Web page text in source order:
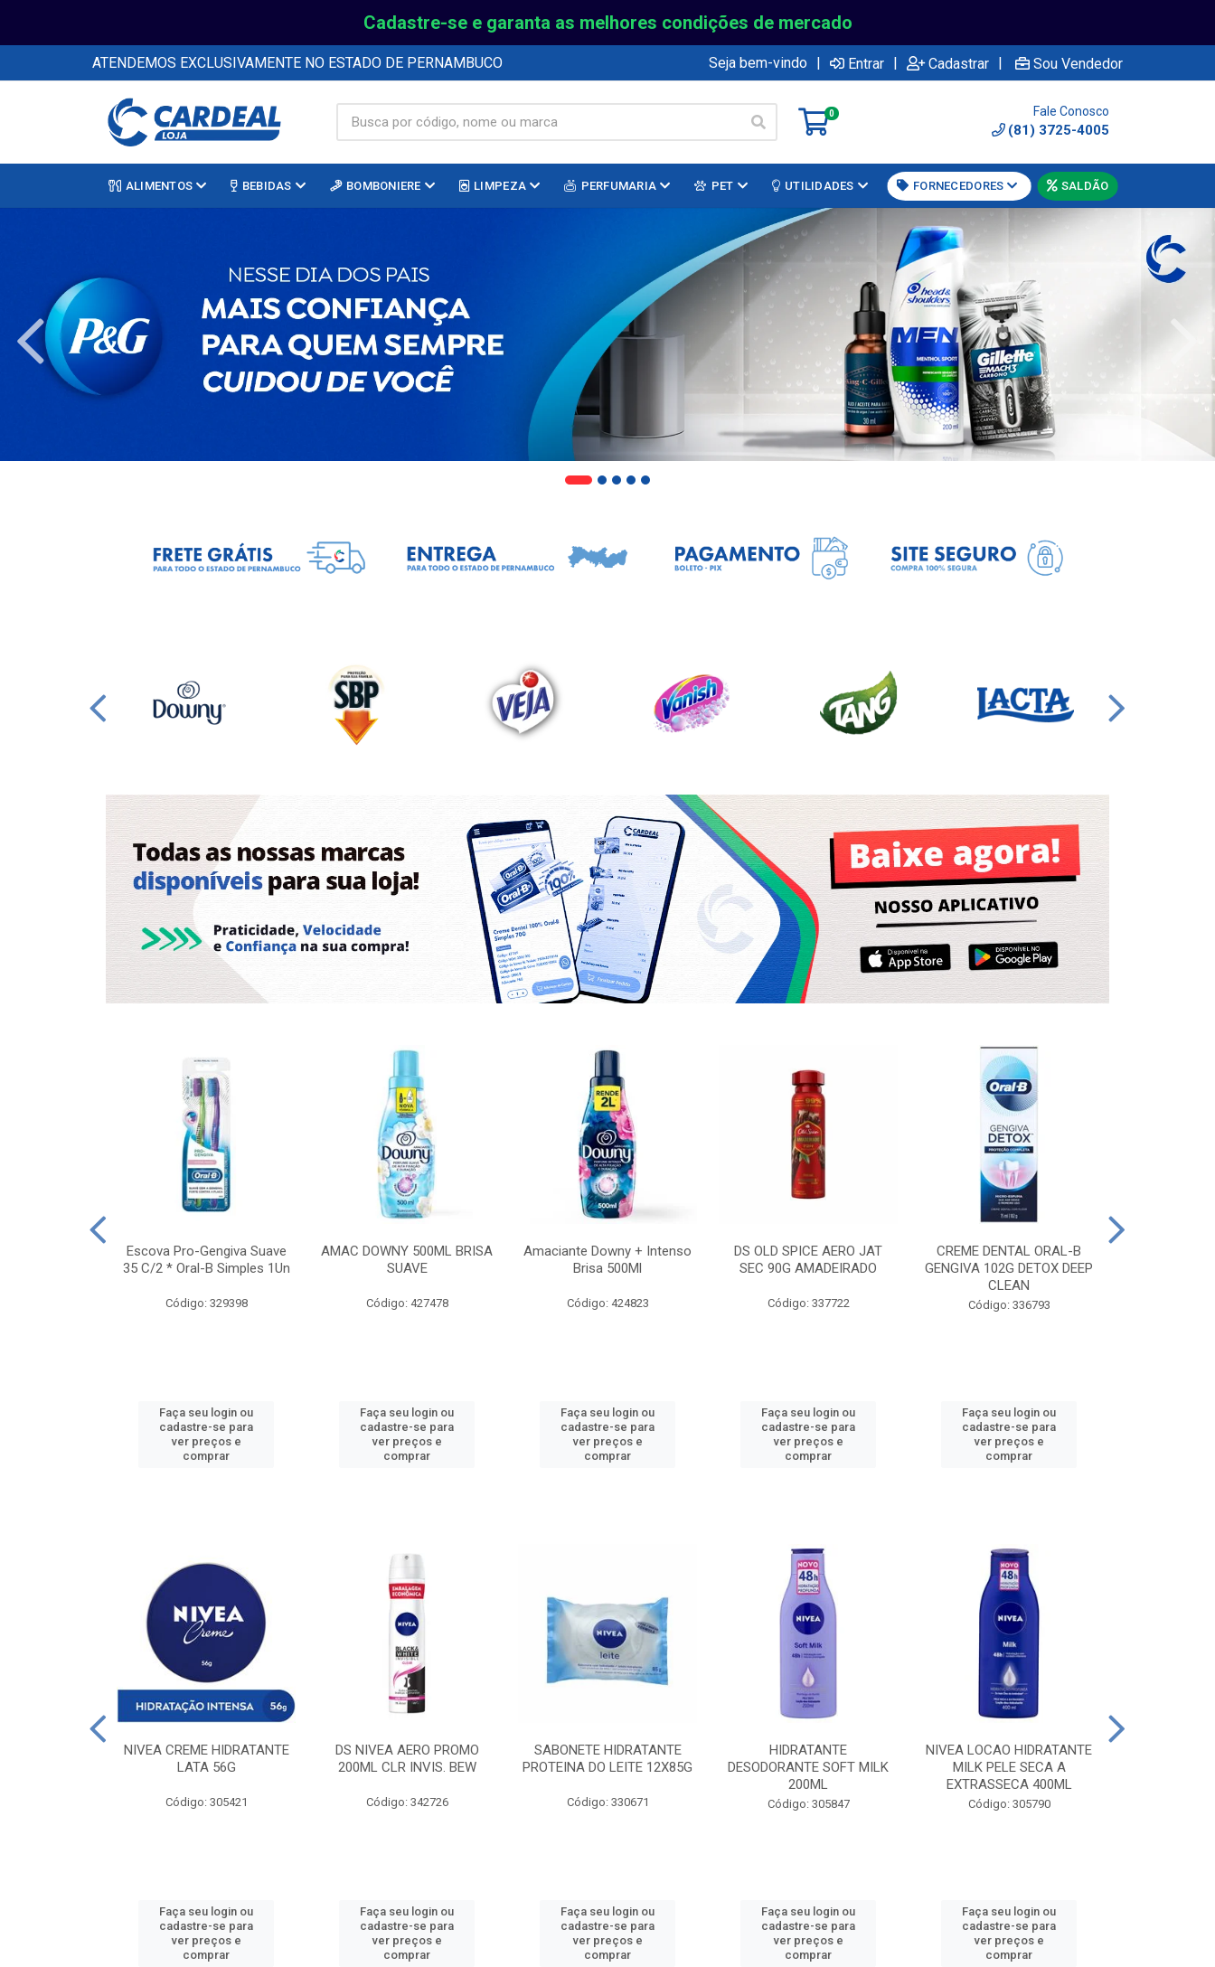
Cadastre-se e garanta as melhores condições de mercado
ATENDEMOS EXCLUSIVAMENTE NO ESTADO DE PERNAMBUCO Seja bem-vindo | Entrar | Cadastrar | Sou Vendedor
0 Fale Conosco
(81) 3725-4005
ALIMENTOS BEBIDAS BOMBONIERE LIMPEZA PERFUMARIA PET UTILIDADES FORNECEDORES SALDÃO
Escova Pro-Gengiva Suave
35 C/2 * Oral-B Simples 1Un
Código: 329398
Faça seu login ou
cadastre-se para
ver preços e
comprar
AMAC DOWNY 500ML BRISA
SUAVE
Código: 427478
Faça seu login ou
cadastre-se para
ver preços e
comprar
Amaciante Downy + Intenso
Brisa 500Ml
Código: 424823
Faça seu login ou
cadastre-se para
ver preços e
comprar
DS OLD SPICE AERO JAT
SEC 90G AMADEIRADO
Código: 337722
Faça seu login ou
cadastre-se para
ver preços e
comprar
CREME DENTAL ORAL-B
GENGIVA 102G DETOX DEEP
CLEAN
Código: 336793
Faça seu login ou
cadastre-se para
ver preços e
comprar
NIVEA CREME HIDRATANTE
LATA 56G
Código: 305421
Faça seu login ou
cadastre-se para
ver preços e
comprar
DS NIVEA AERO PROMO
200ML CLR INVIS. BEW
Código: 342726
Faça seu login ou
cadastre-se para
ver preços e
comprar
SABONETE HIDRATANTE
PROTEINA DO LEITE 12X85G
Código: 330671
Faça seu login ou
cadastre-se para
ver preços e
comprar
HIDRATANTE
DESODORANTE SOFT MILK
200ML
Código: 305847
Faça seu login ou
cadastre-se para
ver preços e
comprar
NIVEA LOCAO HIDRATANTE
MILK PELE SECA A
EXTRASSECA 400ML
Código: 305790
Faça seu login ou
cadastre-se para
ver preços e
comprar